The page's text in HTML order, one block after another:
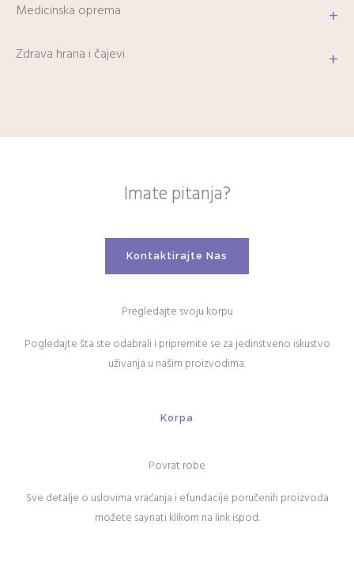
Medicinska oprema +
Zdrava hrana i čajevi +
Imate pitanja?
Kontaktirajte Nas
Pregledajte svoju korpu
Pogledajte šta ste odabrali i pripremite se za jedinstveno iskustvo
uživanja u našim proizvodima.
Korpa
Povrat robe
Sve detalje o uslovima vraćanja i efundacije poručenih proizvoda
možete saynati klikom na link ispod.